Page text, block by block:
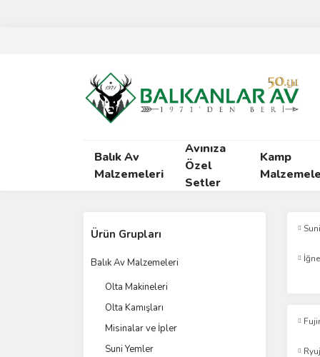
Balık Av
Malzemeleri
Avınıza
Özel
Setler
Kamp
Ürün Grupları
Balık Av Malzemeleri
Olta Makineleri
Olta Kamışları
Misinalar ve İpler
Suni Yemler